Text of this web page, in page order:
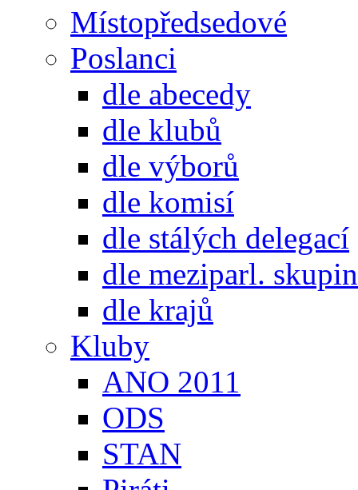
Místopředsedové
Poslanci
dle abecedy
dle klubů
dle výborů
dle komisí
dle stálých delegací
dle meziparl. skupin
dle krajů
Kluby
ANO 2011
ODS
STAN